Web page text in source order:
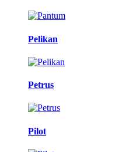
Pelikan
Petrus
Pilot